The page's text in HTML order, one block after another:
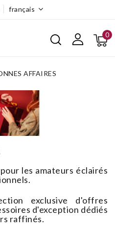
français
0
AFFAIRES
les amateurs éclairés
exclusive d'offres
d'exception dédiés
raffinés.